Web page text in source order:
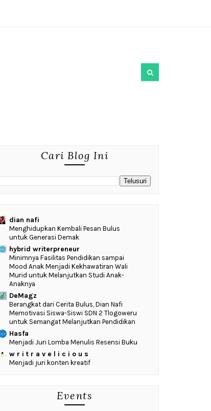
Cari Blog Ini
dian nafi
Menghidupkan Kembali Pesan Bulus
untuk Generasi Demak
hybrid writerpreneur
‎Minimnya Fasilitas Pendidikan sampai
Mood Anak Menjadi Kekhawatiran Wali
Murid untuk Melanjutkan Studi Anak-
Anaknya
DeMagz
‎Berangkat dari Cerita Bulus, Dian Nafi
Memotivasi Siswa-Siswi SDN 2 Tlogoweru
untuk Semangat Melanjutkan Pendidikan
Hasfa
Menjadi Juri Lomba Menulis Resensi Buku
w r i t r a v e l i c i o u s
Menjadi juri konten kreatif
Events